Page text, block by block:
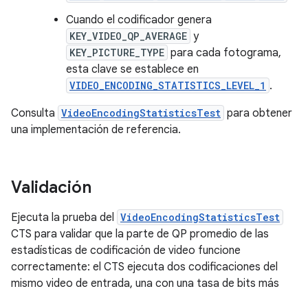
Cuando el codificador genera
KEY_VIDEO_QP_AVERAGE y
KEY_PICTURE_TYPE para cada fotograma,
esta clave se establece en
VIDEO_ENCODING_STATISTICS_LEVEL_1 .
Consulta VideoEncodingStatisticsTest para obtener
una implementación de referencia.
Validación
Ejecuta la prueba del VideoEncodingStatisticsTest
CTS para validar que la parte de QP promedio de las
estadísticas de codificación de video funcione
correctamente: el CTS ejecuta dos codificaciones del
mismo video de entrada, una con una tasa de bits más